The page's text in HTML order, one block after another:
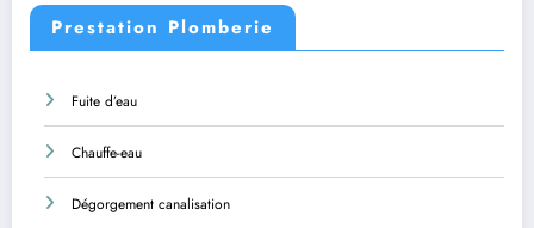
Prestation Plomberie
Fuite d’eau
Chauffe-eau
Dégorgement canalisation